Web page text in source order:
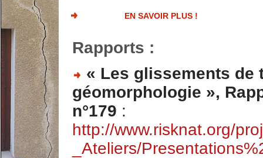
EN SAVOIR PLUS !
Rapports :
« Les glissements de
géomorphologie »,
n°179 :
http://www.risknat.org/
_Ateliers/